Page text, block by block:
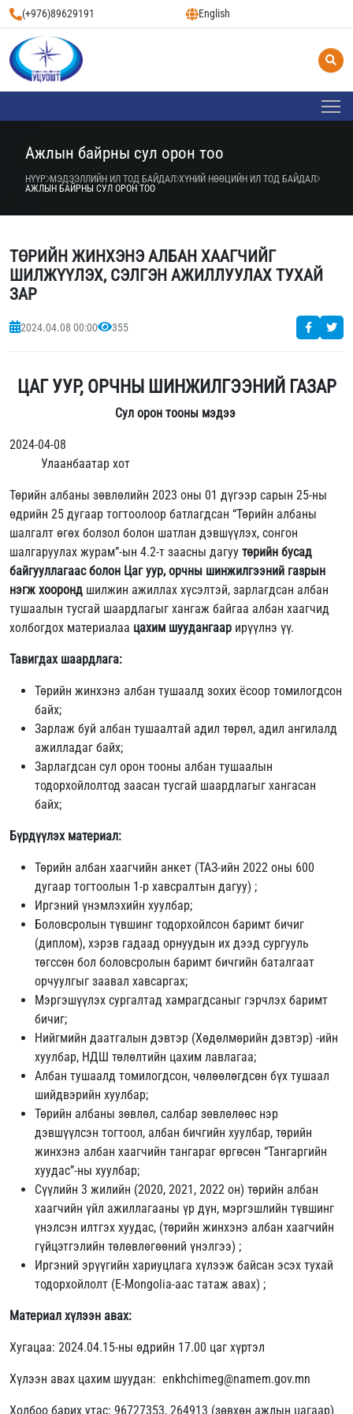
(+976)89629191 English
Ажлын байрны сул орон тоо
НҮҮР МЭДЭЭЛЛИЙН ИЛ ТОД БАЙДАЛ ХҮНИЙ НӨӨЦИЙН ИЛ ТОД БАЙДАЛ
АЖЛЫН БАЙРНЫ СУЛ ОРОН ТОО
ТӨРИЙН ЖИНХЭНЭ АЛБАН ХААГЧИЙГ
ШИЛЖҮҮЛЭХ, СЭЛГЭН АЖИЛЛУУЛАХ ТУХАЙ
ЗАР
2024.04.08 00:00 355
ЦАГ УУР, ОРЧНЫ ШИНЖИЛГЭЭНИЙ ГАЗАР
Сул орон тооны мэдээ
2024-04-08
Улаанбаатар хот
Төрийн албаны зөвлөлийн 2023 оны 01 дүгээр сарын 25-ны
өдрийн 25 дугаар тогтоолоор батлагдсан “Төрийн албаны
шалгалт өгөх болзол болон шатлан дэвшүүлэх, сонгон
шалгаруулах журам”-ын 4.2-т заасны дагуу төрийн бусад
байгууллагаас болон Цаг уур, орчны шинжилгээний газрын
нэгж хооронд шилжин ажиллах хүсэлтэй, зарлагдсан албан
тушаалын тусгай шаардлагыг хангаж байгаа албан хаагчид
холбогдох материалаа цахим шуудангаар ирүүлнэ үү.
Тавигдах шаардлага:
Төрийн жинхэнэ албан тушаалд зохих ёсоор томилогдсон
байх;
Зарлаж буй албан тушаалтай адил төрөл, адил ангилалд
ажилладаг байх;
Зарлагдсан сул орон тооны албан тушаалын
тодорхойлолтод заасан тусгай шаардлагыг хангасан
байх;
Бүрдүүлэх материал:
Төрийн албан хаагчийн анкет (ТАЗ-ийн 2022 оны 600
дугаар тогтоолын 1-р хавсралтын дагуу) ;
Иргэний үнэмлэхийн хуулбар;
Боловсролын түвшинг тодорхойлсон баримт бичиг
(диплом), хэрэв гадаад орнуудын их дээд сургууль
төгссөн бол боловсролын баримт бичгийн баталгаат
орчуулгыг заавал хавсаргах;
Мэргэшүүлэх сургалтад хамрагдсаныг гэрчлэх баримт
бичиг;
Нийгмийн даатгалын дэвтэр (Хөдөлмөрийн дэвтэр) -ийн
хуулбар, НДШ төлөлтийн цахим лавлагаа;
Албан тушаалд томилогдсон, чөлөөлөгдсөн бүх тушаал
шийдвэрийн хуулбар;
Төрийн албаны зөвлөл, салбар зөвлөлөөс нэр
дэвшүүлсэн тогтоол, албан бичгийн хуулбар, төрийн
жинхэнэ албан хаагчийн тангараг өргөсөн “Тангаргийн
хуудас”-ны хуулбар;
Сүүлийн 3 жилийн (2020, 2021, 2022 он) төрийн албан
хаагчийн үйл ажиллагааны үр дүн, мэргэшлийн түвшинг
үнэлсэн илтгэх хуудас, (төрийн жинхэнэ албан хаагчийн
гүйцэтгэлийн төлөвлөгөөний үнэлгээ) ;
Иргэний эрүүгийн хариуцлага хүлээж байсан эсэх тухай
тодорхойлолт (E-Mongolia-аас татаж авах) ;
Материал хүлээн авах:
Хугацаа: 2024.04.15-ны өдрийн 17.00 цаг хүртэл
Хүлээн авах цахим шуудан: enkhchimeg@namem.gov.mn
Холбоо барих утас: 96727353, 264913 (зөвхөн ажлын цагаар)